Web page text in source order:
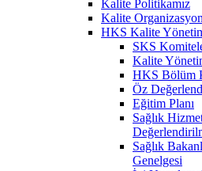
Kalite Politikamız
Kalite
HKS Kalite
SKS
Kalite
HKS Bölüm
Öz
Eğitim Planı
Sağlık
Sağlık
Genelgesi